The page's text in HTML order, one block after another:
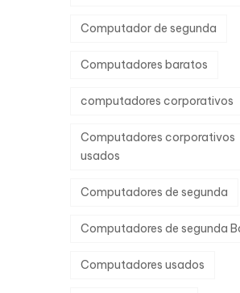
Computador de segunda
Computadores baratos
computadores corporativos
Computadores corporativos
usados
Computadores de segunda
Computadores de segunda
Computadores usados